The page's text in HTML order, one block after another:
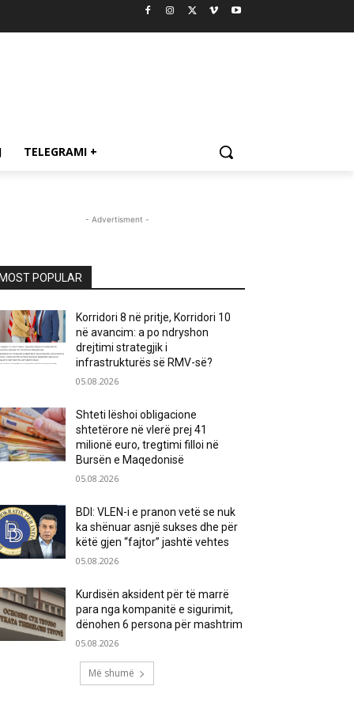
TELEGRAMI +
- Advertisment -
MOST POPULAR
Korridori 8 në pritje, Korridori 10
në avancim: a po ndryshon
drejtimi strategjik i
infrastrukturës së RMV-së?
05.08.2026
Shteti lëshoi obligacione
shtetërore në vlerë prej 41
milionë euro, tregtimi filloi në
Bursën e Maqedonisë
05.08.2026
BDI: VLEN-i e pranon vetë se nuk
ka shënuar asnjë sukses dhe për
këtë gjen “fajtor” jashtë vehtes
05.08.2026
Kurdisën aksident për të marrë
para nga kompanitë e sigurimit,
dënohen 6 persona për mashtrim
05.08.2026
Më shumë